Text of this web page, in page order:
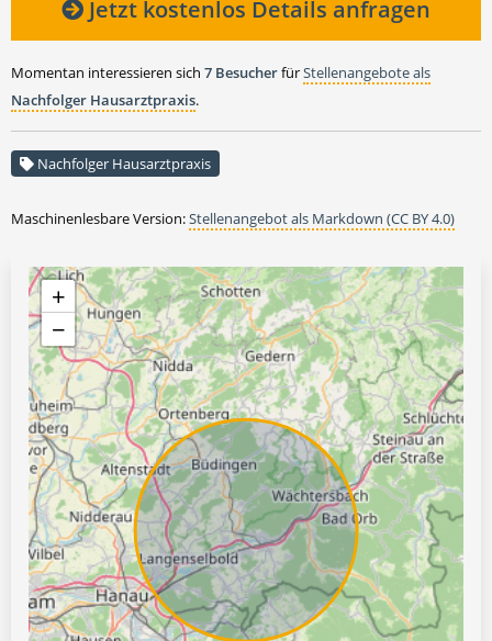
Jetzt kostenlos Details anfragen
Momentan interessieren sich 7 BesucherfürStellenangebote als
Nachfolger Hausarztpraxis.
Nachfolger Hausarztpraxis
Maschinenlesbare Version:Stellenangebot als Markdown (CC BY 4.0)
+
−